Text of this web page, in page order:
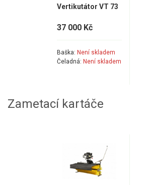
Vertikutátor VT 73
37 000 Kč
Baška: Není skladem
Čeladná: Není skladem
Zametací kartáče